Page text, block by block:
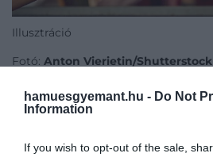
hamuesgyemant.hu - Do Not
Information
If you wish to opt-out of the sale,
Illusztráció
Fotó: Anton Vierietin/Shutterstock
Használjuk tudatosan a